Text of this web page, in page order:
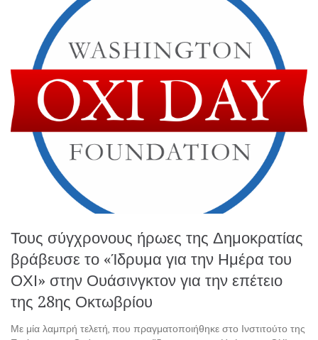
Τους σύγχρονους ήρωες της Δημοκρατίας
βράβευσε το «Ίδρυμα για την Ημέρα του
ΟΧΙ» στην Ουάσινγκτον για την επέτειο
της 28ης Οκτωβρίου
Με μία λαμπρή τελετή, που πραγματοποιήθηκε στο Ινστιτούτο της